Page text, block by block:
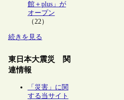
館＋plus」が
オープン
（22）
続きを見る
東日本大震災 関
連情報
「災害」に関
する当サイト